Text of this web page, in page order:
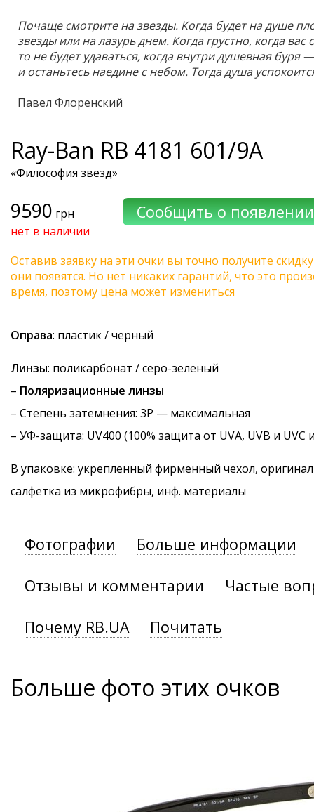
Почаще смотрите на звезды. Когда будет на душе
звезды или на лазурь днем. Когда грустно, когда вас
то не будет удаваться, когда внутри душевная буря
и останьтесь наедине с небом. Тогда душа
Павел Флоренский
Ray-Ban RB 4181 601/9A
«Философия звезд»
9590 грн
нет в наличии
Оставив заявку на эти очки вы точно получите
они появятся. Но нет никаких гарантий, что это
время, поэтому цена может измениться
Оправа: пластик / черный
Линзы: поликарбонат / серо-зеленый
– Поляризационные линзы
– Степень затемнения: 3P — максимальная
– УФ-защита: UV400 (100% защита от UVA, UVB и UVC
В упаковке: укрепленный фирменный чехол,
салфетка из микрофибры, инф. материалы
Фотографии Больше информации
Отзывы и комментарии Частые
Почему RB.UA Почитать
Больше фото этих очков